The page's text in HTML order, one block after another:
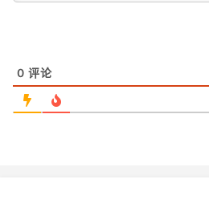
0 评论